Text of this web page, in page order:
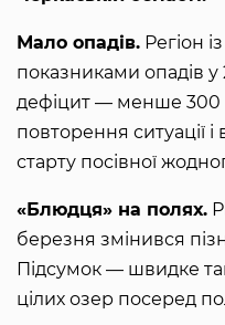
Мало опадів. Регіон
показниками опадів у
дефіцит — менше 300
повторення ситуації
старту посівної
«Блюдця» на полях.
березня змінився
Підсумок — швидке
цілих озер посеред